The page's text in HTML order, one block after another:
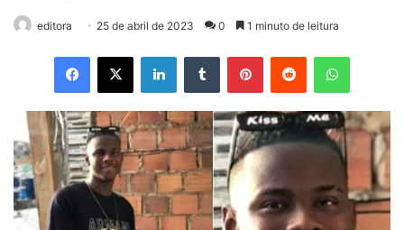
editora 25 de abril de 2023 0 1 minuto de leitura